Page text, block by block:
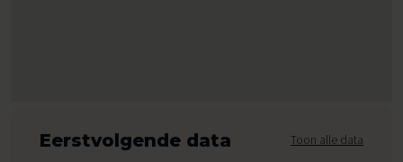
Eerstvolgende data Toon alle data